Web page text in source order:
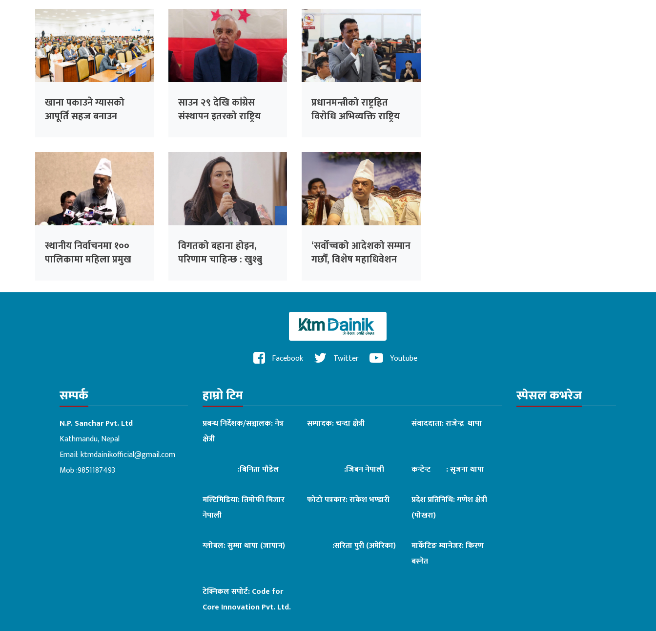
खाना पकाउने ग्यासको
आपूर्ति सहज बनाउन
साउन २९ देखि कांग्रेस
संस्थापन इतरको राष्ट्रिय
प्रधानमन्त्रीको राष्ट्रहित
विरोधि अभिव्यक्ति राष्ट्रिय
स्थानीय निर्वाचनमा १००
पालिकामा महिला प्रमुख
विगतको बहाना होइन,
परिणाम चाहिन्छ : खुश्बु
‘सर्वोच्चको आदेशको सम्मान
गर्छौं, विशेष महाधिवेशन
Facebook Twitter Youtube
सम्पर्क
N.P. Sanchar Pvt. Ltd
Kathmandu, Nepal
Email:ktmdainikofficial@gmail.com
Mob :9851187493
हाम्रो टिम
प्रबन्ध निर्देशक/सञ्चालक: नेत्र
क्षेत्री
सम्पादक: चन्दा क्षेत्री संवाददाता: राजेन्द्र थापा
:बिनिता पौडेल :जिबन नेपाली कन्टेन्ट : सृजना थापा
मल्टिमिडिया: तिमोफी मिजार
नेपाली
फोटो पत्रकार: राकेश भण्डारी
प्रदेश प्रतिनिधि: गणेश क्षेत्री
(पोखरा)
ग्लोबल: सुम्मा थापा (जापान) :सरिता पुरी (अमेरिका)
मार्केटिङ म्यानेजर: किरण
बस्नेत
टेक्निकल सपोर्ट:Code for
Core Innovation Pvt. Ltd.
स्पेसल कभरेज